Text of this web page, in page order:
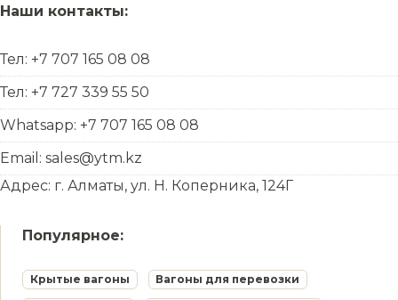
Наши контакты:
Тел: +7 707 165 08 08
Тел: +7 727 339 55 50
Whatsapp: +7 707 165 08 08
Email: sales@ytm.kz
Адрес: г. Алматы, ул. Н. Коперника, 124Г
Популярное:
Крытые вагоны Вагоны для перевозки